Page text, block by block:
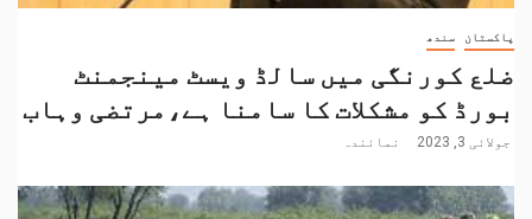
پاکستان سندھ
ضلع کورنگی میں سالڈ ویسٹ مینجمنٹ
بورڈ کو مشکلات کا سامنا ہے،مرتضی وہاب
جولائی 3, 2023 نمائندہ